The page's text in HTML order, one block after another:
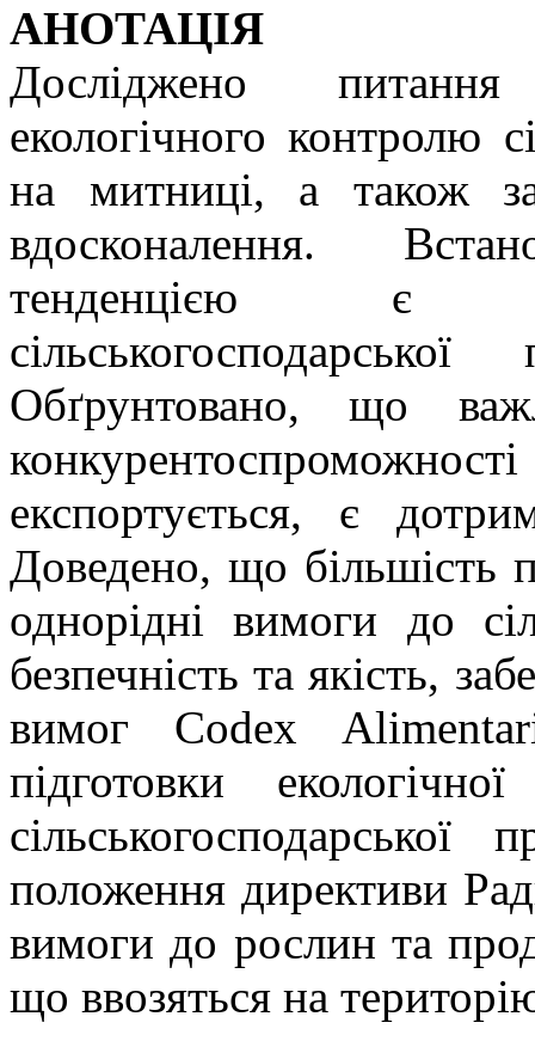
АНОТАЦІЯ
Досліджено питання
екологічного контролю
на митниці, а також
вдосконалення.
тенденцією є
Обґрунтовано, що
експортується, є
Доведено, що більшість
однорідні вимоги до
безпечність та якість,
вимог Codex
підготовки
сільськогосподарської
положення директиви
вимоги до рослин та
що ввозяться на